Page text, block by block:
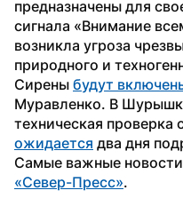
предназначены для
сигнала «Внимание
возникла угроза
природного и
Сирены будут
Муравленко. В
ожидается два дня
«Север-Пресс».